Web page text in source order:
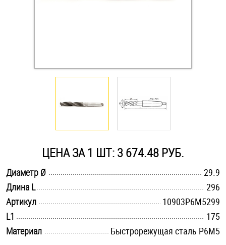
Саморезы и шурупы
Стопорные кольца
Такелаж
Хомуты
Шпильки
ЦЕНА ЗА 1 ШТ: 3 674.48 РУБ.
Диаметр Ø
29.9
Длина L
296
Артикул
10903Р6М5299
L1
175
Материал
Быстрорежущая сталь Р6М5